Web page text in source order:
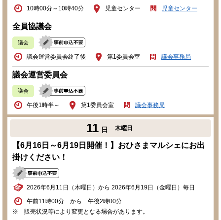
10時00分～10時40分
児童センター 児童センター
全員協議会
議会
議会運営委員会終了後 第1委員会室 議会事務局
議会運営委員会
議会
午後1時半～ 第1委員会室 議会事務局
11 日 木曜日
【6月16日～6月19日開催！】おひさまマルシェにお出
掛けください！
2026年6月11日（木曜日）から 2026年6月19日（金曜日）毎日
午前11時00分 から 午後2時00分
※ 販売状況等により変更となる場合があります。